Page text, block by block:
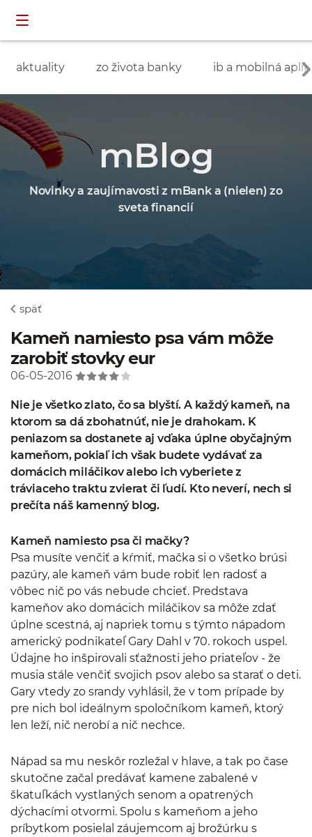
aktuality zo života banky ib a mobilná
mBlog
Novinky a zaujímavosti z mBank a (nielen) zo
sveta financií
späť
Kameň namiesto psa vám môže
zarobiť stovky eur
06-05-2016
Nie je všetko zlato, čo sa blyští. A každý kameň, na
ktorom sa dá zbohatnúť, nie je drahokam. K
peniazom sa dostanete aj vďaka úplne obyčajným
kameňom, pokiaľ ich však budete vydávať za
domácich miláčikov alebo ich vyberiete z
tráviaceho traktu zvierat či ľudí. Kto neverí, nech si
prečíta náš kamenný blog.
Kameň namiesto psa či mačky?
Psa musíte venčiť a kŕmiť, mačka si o všetko brúsi
pazúry, ale kameň vám bude robiť len radosť a
vôbec nič po vás nebude chcieť. Predstava
kameňov ako domácich miláčikov sa môže zdať
úplne scestná, aj napriek tomu s týmto nápadom
americký podnikateľ Gary Dahl v 70. rokoch uspel.
Údajne ho inšpirovali sťažnosti jeho priateľov - že
musia stále venčiť svojich psov alebo sa starať o deti.
Gary vtedy zo srandy vyhlásil, že v tom prípade by
pre nich bol ideálnym spoločníkom kameň, ktorý
len leží, nič nerobí a nič nechce.
Nápad sa mu neskôr rozležal v hlave, a tak po čase
skutočne začal predávať kamene zabalené v
škatuľkách vystlaných senom a opatrených
dýchacími otvormi. Spolu s kameňom a jeho
príbytkom posielal záujemcom aj brožúrku s